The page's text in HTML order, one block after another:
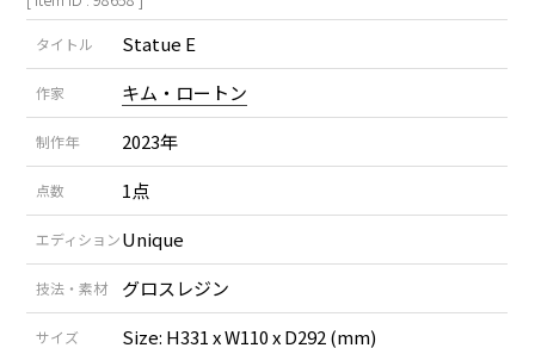
タイトル Statue E
作家 キム・ロートン
制作年 2023年
点数 1点
エディションUnique
技法・素材 グロスレジン
サイズ Size: H331 x W110 x D292 (mm)